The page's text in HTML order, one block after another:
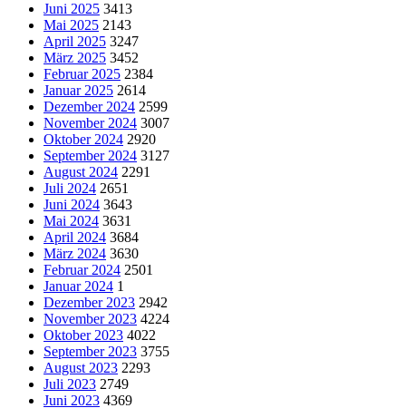
Juni 2025 3413
Mai 2025 2143
April 2025 3247
März 2025 3452
Februar 2025 2384
Januar 2025 2614
Dezember 2024 2599
November 2024 3007
Oktober 2024 2920
September 2024 3127
August 2024 2291
Juli 2024 2651
Juni 2024 3643
Mai 2024 3631
April 2024 3684
März 2024 3630
Februar 2024 2501
Januar 2024 1
Dezember 2023 2942
November 2023 4224
Oktober 2023 4022
September 2023 3755
August 2023 2293
Juli 2023 2749
Juni 2023 4369